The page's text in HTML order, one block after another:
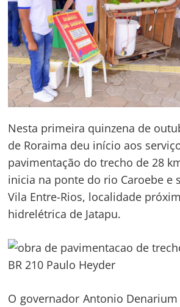
Nesta primeira quinzena de
de Roraima deu início aos
pavimentação do trecho de 28
inicia na ponte do rio Caroebe e
Vila Entre-Rios, localidade
hidrelétrica de Jatapu.
O governador Antonio